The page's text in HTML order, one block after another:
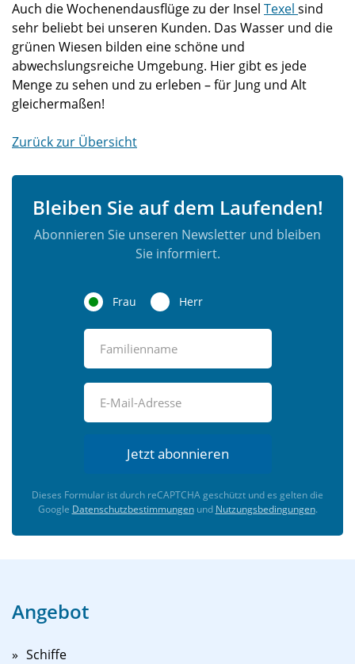
Auch die Wochenendausflüge zu der Insel Texel sind
sehr beliebt bei unseren Kunden. Das Wasser und die
grünen Wiesen bilden eine schöne und
abwechslungsreiche Umgebung. Hier gibt es jede
Menge zu sehen und zu erleben – für Jung und Alt
gleichermaßen!
Zurück zur Übersicht
Bleiben Sie auf dem Laufenden!
Abonnieren Sie unseren Newsletter und bleiben
Sie informiert.
Frau Herr
Jetzt abonnieren
Dieses Formular ist durch reCAPTCHA geschützt und es gelten die
Google Datenschutzbestimmungenund Nutzungsbedingungen.
Angebot
Schiffe